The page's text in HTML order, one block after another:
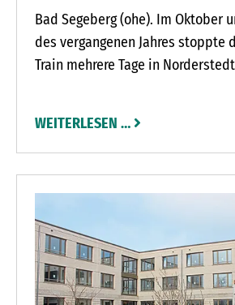
Bad Segeberg (ohe). Im Oktober
des vergangenen Jahres stoppte
Train mehrere Tage in
Interessierte schauten sich die
Drogen-Präventionszuges an.
insgesamt ein voller Erfolg“,
Segeberg. Gemeinsam mit dem
Kriminalpräventiven Rat der
organisierte die
„Wir können sicherlich an der
WEITERLESEN …